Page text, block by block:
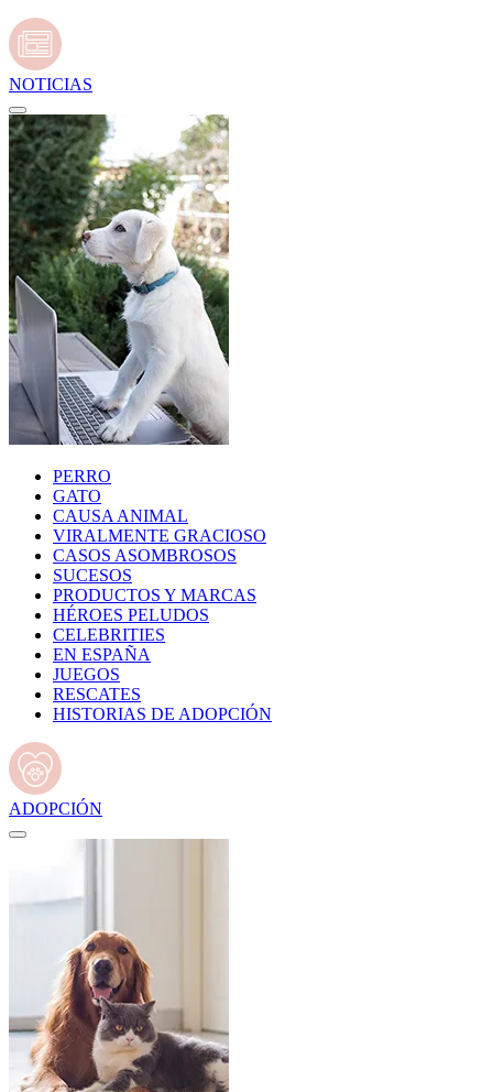
NOTICIAS
PERRO
GATO
CAUSA ANIMAL
VIRALMENTE GRACIOSO
CASOS ASOMBROSOS
SUCESOS
PRODUCTOS Y MARCAS
HÉROES PELUDOS
CELEBRITIES
EN ESPAÑA
JUEGOS
RESCATES
HISTORIAS DE ADOPCIÓN
ADOPCIÓN